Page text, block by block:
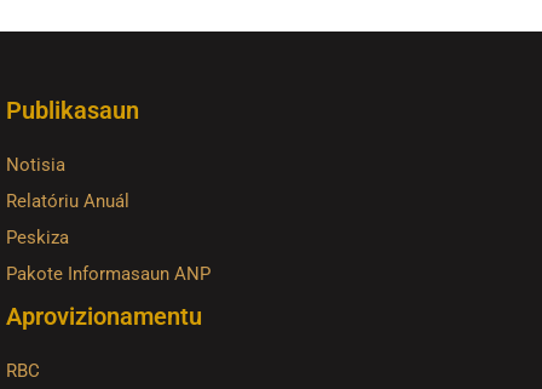
Publikasaun
Notisia
Relatóriu Anuál
Peskiza
Pakote Informasaun ANP
Aprovizionamentu
RBC